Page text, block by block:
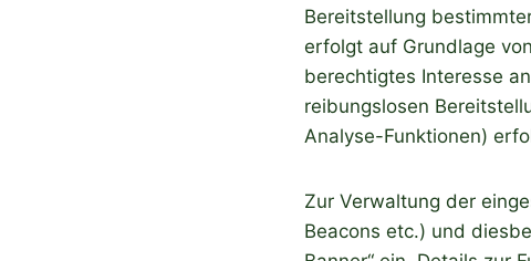
Bereitstellung
erfolgt auf Grundlage
berechtigtes Interesse
reibungslosen
Analyse-Funktionen)
Zur Verwaltung der
Beacons etc.) und